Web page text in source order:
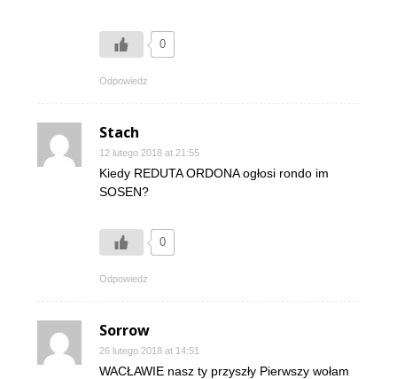
0
Odpowiedz
Stach
12 lutego 2018 at 21:55
Kiedy REDUTA ORDONA ogłosi rondo im
SOSEN?
0
Odpowiedz
Sorrow
26 lutego 2018 at 14:51
WACŁAWIE nasz ty przyszły Pierwszy wołam